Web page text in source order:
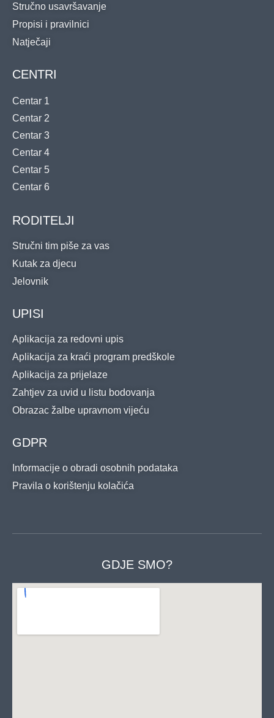
Stručno usavršavanje
Propisi i pravilnici
Natječaji
CENTRI
Centar 1
Centar 2
Centar 3
Centar 4
Centar 5
Centar 6
RODITELJI
Stručni tim piše za vas
Kutak za djecu
Jelovnik
UPISI
Aplikacija za redovni upis
Aplikacija za kraći program predškole
Aplikacija za prijelaze
Zahtjev za uvid u listu bodovanja
Obrazac žalbe upravnom vijeću
GDPR
Informacije o obradi osobnih podataka
Pravila o korištenju kolačića
GDJE SMO?